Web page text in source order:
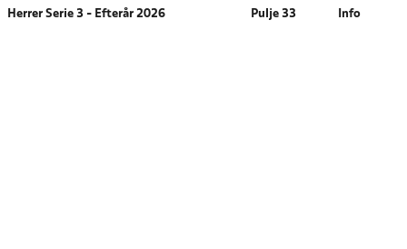
Herrer Serie 3 - Efterår 2026 Pulje 33 Info